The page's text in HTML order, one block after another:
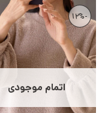
-12%
اتمام موجودی